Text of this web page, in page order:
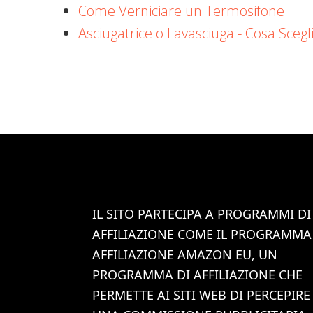
Come Verniciare un Termosifone
Asciugatrice o Lavasciuga - Cosa
IL SITO PARTECIPA A PROGRAMMI DI
AFFILIAZIONE COME IL PROGRAMMA
AFFILIAZIONE AMAZON EU, UN
PROGRAMMA DI AFFILIAZIONE CHE
PERMETTE AI SITI WEB DI PERCEPIRE